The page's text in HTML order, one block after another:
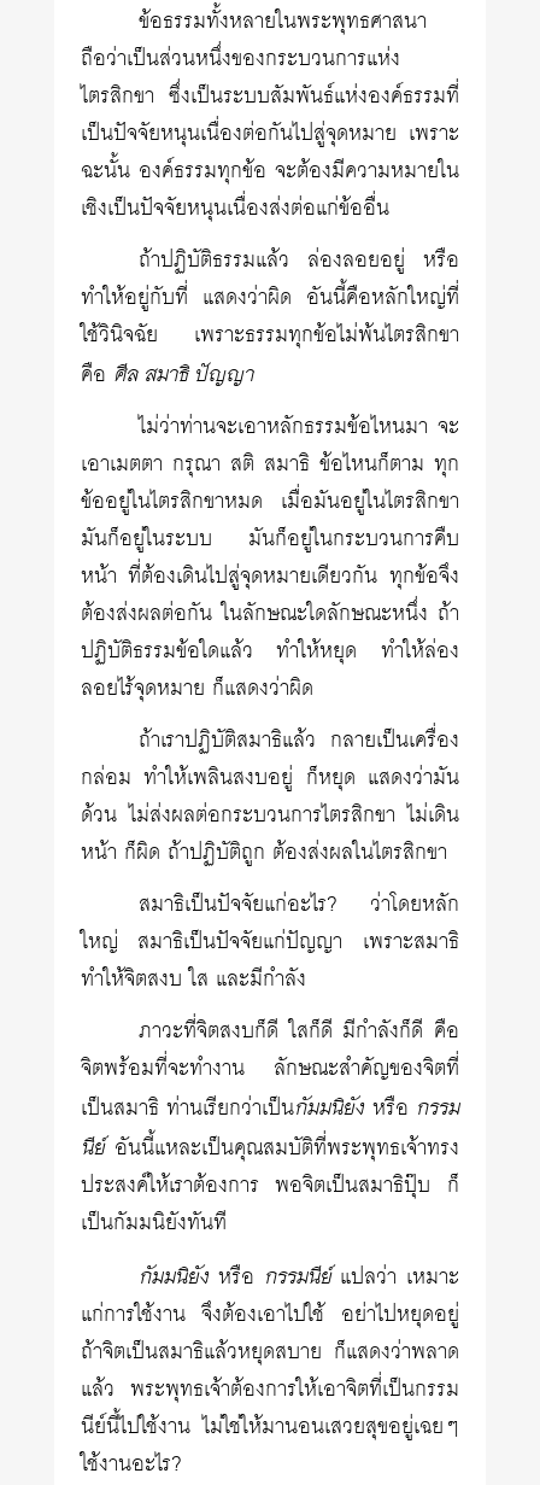
ข้อธรรมทั้งหลายในพระพุทธศาสนา
ถือว่าเป็นส่วนหนึ่งของกระบวนการแห่ง
ไตรสิกขา ซึ่งเป็นระบบสัมพันธ์แห่งองค์ธรรมที่
เป็นปัจจัยหนุนเนื่องต่อกันไปสู่จุดหมาย เพราะ
ฉะนั้น องค์ธรรมทุกข้อ จะต้องมีความหมายใน
เชิงเป็นปัจจัยหนุนเนื่องส่งต่อแก่ข้ออื่น
ถ้าปฏิบัติธรรมแล้ว ล่องลอยอยู่ หรือ
ทำให้อยู่กับที่ แสดงว่าผิด อันนี้คือหลักใหญ่ที่
ใช้วินิจฉัย เพราะธรรมทุกข้อไม่พ้นไตรสิกขา
คือ ศีล สมาธิ ปัญญา
ไม่ว่าท่านจะเอาหลักธรรมข้อไหนมา จะ
เอาเมตตา กรุณา สติ สมาธิ ข้อไหนก็ตาม ทุก
ข้ออยู่ในไตรสิกขาหมด เมื่อมันอยู่ในไตรสิกขา
มันก็อยู่ในระบบ มันก็อยู่ในกระบวนการคืบ
หน้า ที่ต้องเดินไปสู่จุดหมายเดียวกัน ทุกข้อจึง
ต้องส่งผลต่อกัน ในลักษณะใดลักษณะหนึ่ง ถ้า
ปฏิบัติธรรมข้อใดแล้ว ทำให้หยุด ทำให้ล่อง
ลอยไร้จุดหมาย ก็แสดงว่าผิด
ถ้าเราปฏิบัติสมาธิแล้ว กลายเป็นเครื่อง
กล่อม ทำให้เพลินสงบอยู่ ก็หยุด แสดงว่ามัน
ด้วน ไม่ส่งผลต่อกระบวนการไตรสิกขา ไม่เดิน
หน้า ก็ผิด ถ้าปฏิบัติถูก ต้องส่งผลในไตรสิกขา
สมาธิเป็นปัจจัยแก่อะไร? ว่าโดยหลัก
ใหญ่ สมาธิเป็นปัจจัยแก่ปัญญา เพราะสมาธิ
ทำให้จิตสงบ ใส และมีกำลัง
ภาวะที่จิตสงบก็ดี ใสก็ดี มีกำลังก็ดี คือ
จิตพร้อมที่จะทำงาน ลักษณะสำคัญของจิตที่
เป็นสมาธิ ท่านเรียกว่าเป็นกัมมนิยังหรือ กรรม
นีย์อันนี้แหละเป็นคุณสมบัติที่พระพุทธเจ้าทรง
ประสงค์ให้เราต้องการ พอจิตเป็นสมาธิปุ๊บ ก็
เป็นกัมมนิยังทันที
กัมมนิยังหรือ กรรมนีย์แปลว่า เหมาะ
แก่การใช้งาน จึงต้องเอาไปใช้ อย่าไปหยุดอยู่
ถ้าจิตเป็นสมาธิแล้วหยุดสบาย ก็แสดงว่าพลาด
แล้ว พระพุทธเจ้าต้องการให้เอาจิตที่เป็นกรรม
นีย์นี้ไปใช้งาน ไม่ใช่ให้มานอนเสวยสุขอยู่เฉยๆ
ใช้งานอะไร?